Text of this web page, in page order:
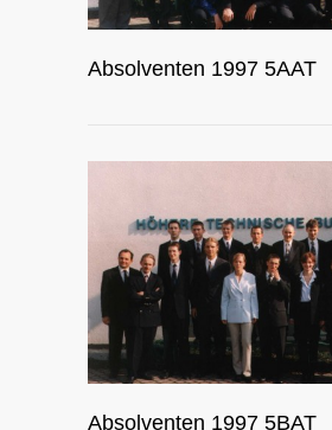
Absolventen 1997 5AAT
Absolventen 1997 5BAT